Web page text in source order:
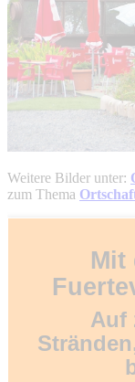
Weitere Bilder unter:
zum Thema
Mit
Auf